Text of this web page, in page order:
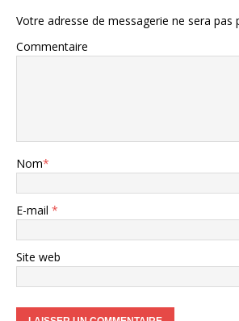
Votre adresse de messagerie ne sera pas
Commentaire
Nom*
E-mail *
Site web